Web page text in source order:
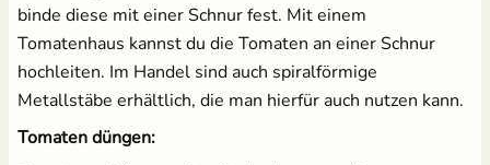
binde diese mit einer Schnur fest. Mit einem
Tomatenhaus kannst du die Tomaten an einer Schnur
hochleiten. Im Handel sind auch spiralförmige
Metallstäbe erhältlich, die man hierfür auch nutzen kann.
Tomaten düngen: